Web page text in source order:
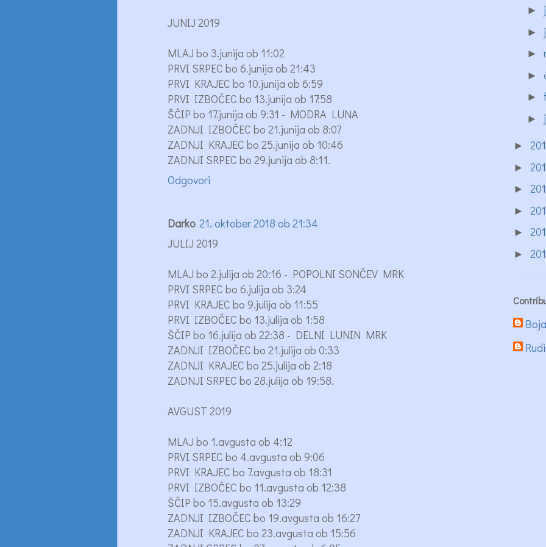
JUNIJ 2019
MLAJ bo 3.junija ob 11:02
PRVI SRPEC bo 6.junija ob 21:43
PRVI KRAJEC bo 10.junija ob 6:59
PRVI IZBOČEC bo 13.junija ob 17:58
ŠČIP bo 17.junija ob 9:31 - MODRA LUNA
ZADNJI IZBOČEC bo 21.junija ob 8:07
ZADNJI KRAJEC bo 25.junija ob 10:46
ZADNJI SRPEC bo 29.junija ob 8:11.
Odgovori
Darko 21. oktober 2018 ob 21:34
JULIJ 2019
MLAJ bo 2.julija ob 20:16 - POPOLNI SONČEV MRK
PRVI SRPEC bo 6.julija ob 3:24
PRVI KRAJEC bo 9.julija ob 11:55
PRVI IZBOČEC bo 13.julija ob 1:58
ŠČIP bo 16.julija ob 22:38 - DELNI LUNIN MRK
ZADNJI IZBOČEC bo 21.julija ob 0:33
ZADNJI KRAJEC bo 25.julija ob 2:18
ZADNJI SRPEC bo 28.julija ob 19:58.
AVGUST 2019
MLAJ bo 1.avgusta ob 4:12
PRVI SRPEC bo 4.avgusta ob 9:06
PRVI KRAJEC bo 7.avgusta ob 18:31
PRVI IZBOČEC bo 11.avgusta ob 12:38
ŠČIP bo 15.avgusta ob 13:29
ZADNJI IZBOČEC bo 19.avgusta ob 16:27
ZADNJI KRAJEC bo 23.avgusta ob 15:56
►
►
►
►
►
►
►
►
►
►
►
►